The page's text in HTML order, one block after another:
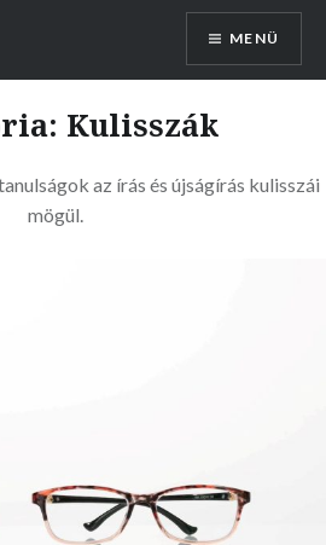
MENÜ
Kulisszák
az írás és újságírás kulisszái
mögül.